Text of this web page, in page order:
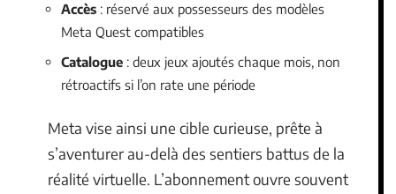
Accès : réservé aux possesseurs des modèles
Meta Quest compatibles
Catalogue : deux jeux ajoutés chaque mois, non
rétroactifs si l’on rate une période
Meta vise ainsi une cible curieuse, prête à
s’aventurer au-delà des sentiers battus de la
réalité virtuelle. L’abonnement ouvre souvent